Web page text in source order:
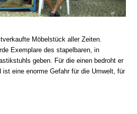
Möbelstück aller Zeiten.
Exemplare des stapelbaren, in
geben. Für die einen bedroht er
ist eine enorme Gefahr für die Umwelt, für